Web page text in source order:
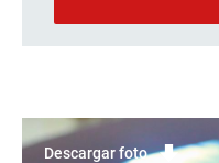
Descargar foto